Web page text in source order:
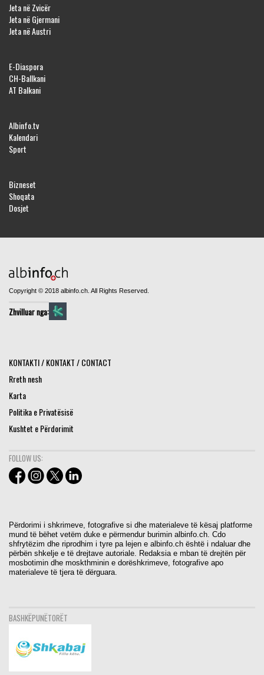
Jeta në Zvicër
Jeta në Gjermani
Jeta në Austri
E-Diaspora
CH-Ballkani
AT Balkani
Albinfo.tv
Kalendari
Sport
Bizneset
Shoqata
Dosjet
Copyright © 2018 albinfo.ch. All Rights Reserved.
Zhvilluar nga:
KONTAKTI / KONTAKT / CONTACT
Rreth nesh
Karta
Politika e Privatësisë
Kushtet e Përdorimit
FOLLOW US:
Përdorimi i shkrimeve, fotografive si dhe materialeve të kësaj platforme
mund të bëhet vetëm duke e përmendur burimin albinfo.ch. Cdo
shfrytëzim dhe riprodhim i tyre pa lejen e albinfo.ch është i ndaluar dhe
përbën shkelje e të drejtave autoriale. Redaksia e mban të drejtën për
mosbotimin dhe moskthminin e dorëshkrimeve, fotografive apo
materialeve të tjera të dërguara.
BASHKËPUNËTORËT